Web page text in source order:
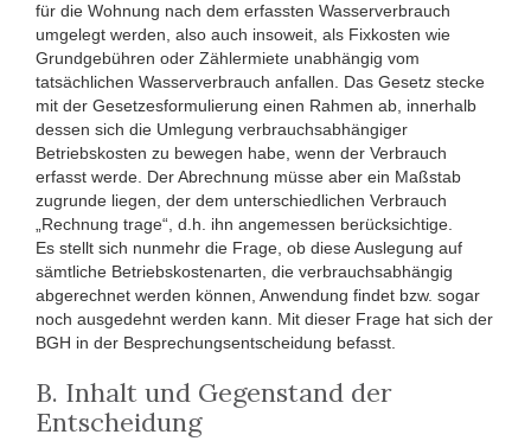
für die Wohnung nach dem erfassten Wasserverbrauch
umgelegt werden, also auch insoweit, als Fixkosten wie
Grundgebühren oder Zählermiete unabhängig vom
tatsächlichen Wasserverbrauch anfallen. Das Gesetz stecke
mit der Gesetzesformulierung einen Rahmen ab, innerhalb
dessen sich die Umlegung verbrauchsabhängiger
Betriebskosten zu bewegen habe, wenn der Verbrauch
erfasst werde. Der Abrechnung müsse aber ein Maßstab
zugrunde liegen, der dem unterschiedlichen Verbrauch
„Rechnung trage“, d.h. ihn angemessen berücksichtige.
Es stellt sich nunmehr die Frage, ob diese Auslegung auf
sämtliche Betriebskostenarten, die verbrauchsabhängig
abgerechnet werden können, Anwendung findet bzw. sogar
noch ausgedehnt werden kann. Mit dieser Frage hat sich der
BGH in der Besprechungsentscheidung befasst.
B. Inhalt und Gegenstand der
Entscheidung